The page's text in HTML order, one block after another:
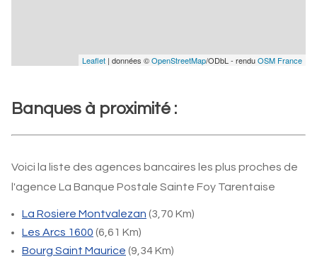
Leaflet | données ©OpenStreetMap/ODbL - renduOSM France
Banques à proximité :
Voici la liste des agences bancaires les plus proches de
l'agence La Banque Postale Sainte Foy Tarentaise
La Rosiere Montvalezan (3,70 Km)
Les Arcs 1600 (6,61 Km)
Bourg Saint Maurice (9,34 Km)